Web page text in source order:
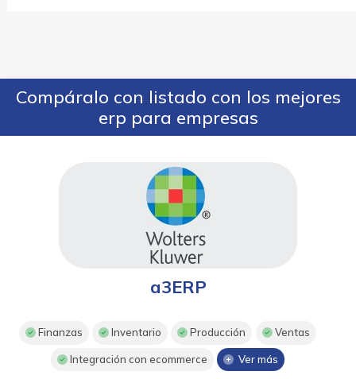
Compáralo con listado con los mejores
erp para empresas
a3ERP
Finanzas Inventario Producción Ventas
Integración con ecommerce Ver más